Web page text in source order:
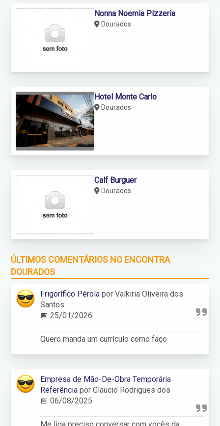
Dourados
Nonna Noemia Pizzeria
Dourados
Hotel Monte Carlo
Dourados
Calf Burguer
ÚLTIMOS COMENTÁRIOS NO ENCONTRA
DOURADOS
Frigorífico Pérola por Valkiria Oliveira dos
Santos
📅 25/01/2026
Quero manda um currículo como faço
Empresa de Mão-De-Obra Temporária
Referência por Glaucio Rodrigues dos
📅 06/08/2025
Me liga preciso conversar com vocês da